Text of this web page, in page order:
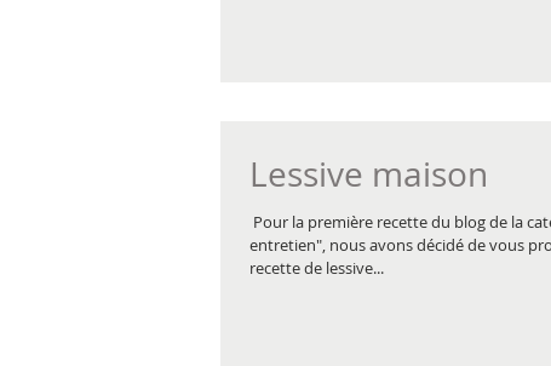
Lessive maison
Pour la première recette du blog de la
entretien", nous avons décidé de vous
recette de lessive...